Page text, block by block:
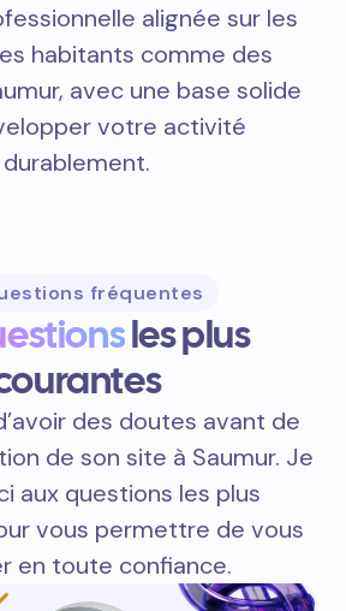
alignée sur les
habitants comme des
avec une base solide
votre activité
durablement.
fréquentes
les plus
des doutes avant de
de son site à Saumur. Je
aux questions les plus
vous permettre de vous
en toute confiance.